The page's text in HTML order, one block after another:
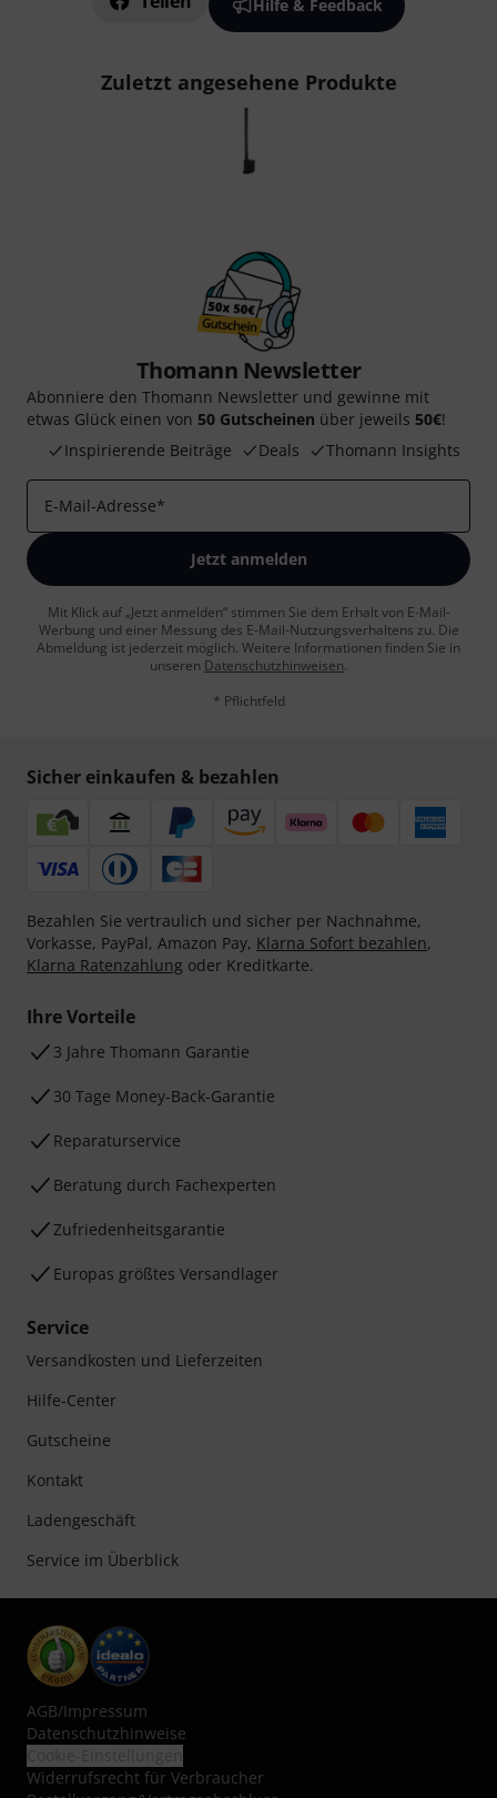
Hilfe & Feedback
Zuletzt angesehene Produkte
Thomann Newsletter
Abonniere den Thomann Newsletter und gewinne mit
etwas Glück einen von 50 Gutscheinen über jeweils 50€!
Inspirierende Beiträge
Deals Thomann Insights
E-Mail-Adresse*
Jetzt anmelden
Mit Klick auf „Jetzt anmelden“ stimmen Sie dem Erhalt von E-Mail-
Werbung und einer Messung des E-Mail-Nutzungsverhaltens zu. Die
Abmeldung ist jederzeit möglich. Weitere Informationen finden Sie in
unseren Datenschutzhinweisen.
* Pflichtfeld
Sicher einkaufen & bezahlen
Bezahlen Sie vertraulich und sicher per Nachnahme,
Vorkasse, PayPal, Amazon Pay, Klarna Sofort bezahlen,
Klarna Ratenzahlung oder Kreditkarte.
Ihre Vorteile
3 Jahre Thomann Garantie
30 Tage Money-Back-Garantie
Reparaturservice
Beratung durch Fachexperten
Zufriedenheitsgarantie
Europas größtes Versandlager
Service
Versandkosten und Lieferzeiten
Hilfe-Center
Gutscheine
Kontakt
Ladengeschäft
Service im Überblick
AGB/Impressum
Datenschutzhinweise
Widerrufsrecht für Verbraucher